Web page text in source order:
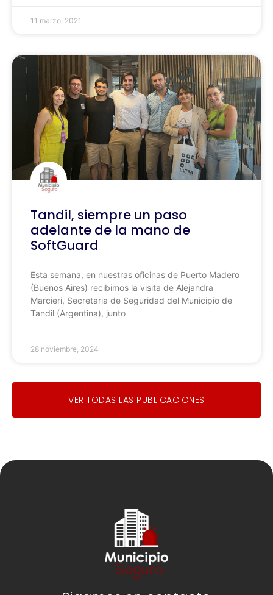
11 marzo, 2021
Tandil, siempre un paso
adelante de la mano de
SoftGuard
Esta semana, en nuestras oficinas de Puerto Madero
(Buenos Aires) recibimos la visita de Alejandra
Marcieri, Secretaria de Seguridad del Municipio de
Tandil (Argentina), junto
28 noviembre, 2024
VER TODAS LAS PUBLICACIONES